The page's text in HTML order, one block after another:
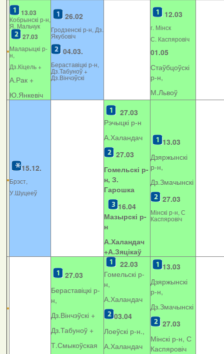
13.03
Кобрынскі р-н,
Я. Мальчук
27.03
Маларыцкі р-
н,
Дз.Кіцель +
А.Рак +
Ю.Янкевіч
26.02
Гродзенскі р-н, Дз.
Якубовіч
04.03.
Бераставіцкі р-н,
Дз.Табуноў +
Дз.Вінчэўскі
12.03
г. Мінск
С. Каспяровіч
01.05
Стаўбцоўскі
р-н,
М.Львоў
15.12.
Брэст,
У.Шуцееў
27.03
Рэчыцкі р-н
А.Халандач
27.03
Гомельскі р-
н, З.
Гарошка
16.04
Мазырскі р-
н
А.Халандач
+А.Зяцікаў
13.03
Дзяржынскі
р-н,
Дз.Змачынскі
27.03
Мінскі р-н, С
Каспяровіч
27.03
Бераставіцкі р-
н,
Дз.Вінчэўскі +
Дз.Табуноў +
Т.Смыкоўская
22.03
Гомельскі р-
н,
А.Халандач
03.04
Лоеўскі р-н.,
А.Халандач
13.03
Дзяржынскі
р-н,
Дз.Змачынскі
27.03
Мінскі р-н, С
Каспяровіч